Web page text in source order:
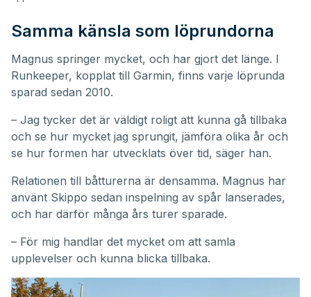
Samma känsla som löprundorna
Magnus springer mycket, och har gjort det länge. I
Runkeeper, kopplat till Garmin, finns varje löprunda
sparad sedan 2010.
– Jag tycker det är väldigt roligt att kunna gå tillbaka
och se hur mycket jag sprungit, jämföra olika år och
se hur formen har utvecklats över tid, säger han.
Relationen till båtturerna är densamma. Magnus har
använt Skippo sedan inspelning av spår lanserades,
och har därför många års turer sparade.
– För mig handlar det mycket om att samla
upplevelser och kunna blicka tillbaka.